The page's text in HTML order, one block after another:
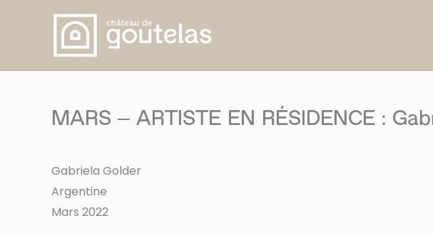
MARS – ARTISTE EN RÉSIDENCE :
Gabriela Golder
Argentine
Mars 2022